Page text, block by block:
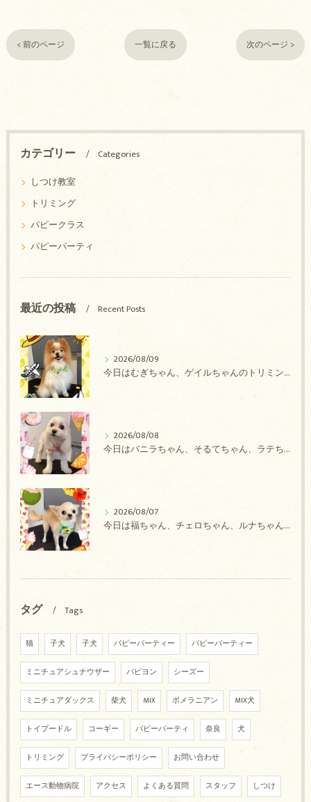
< 前のページ 一覧に戻る 次のページ >
カテゴリー
Categories
しつけ教室
トリミング
パピークラス
パピーパーティ
最近の投稿 Recent Posts
2026/08/09
今日はむぎちゃん、ゲイルちゃんのトリミングの紹介です【奈良のエース動物病院】
2026/08/08
今日はバニラちゃん、そるてちゃん、ラテちゃん、バニラちゃん、チョコちゃん、ベリーちゃん、メロンちゃん、もこちゃんのトリミングの紹介です【奈良のエース動物病院】
2026/08/07
今日は福ちゃん、チェロちゃん、ルナちゃん、Royちゃん、アネラちゃん、ポコちゃんのトリミングの紹介です【奈良のエース動物病院】
タグ Tags
猫 子犬 子犬 パピーパーティー パピーパーティー
ミニチュアシュナウザー パピヨン シーズー
ミニチュアダックス 柴犬 MIX ポメラニアン MIX犬
トイプードル コーギー パピーパーティ 奈良 犬
トリミング プライバシーポリシー お問い合わせ
エース動物病院 アクセス よくある質問 スタッフ しつけ